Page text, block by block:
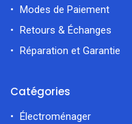
Modes de Paiement
Retours & Échanges
Réparation et Garantie
Catégories
Électroménager